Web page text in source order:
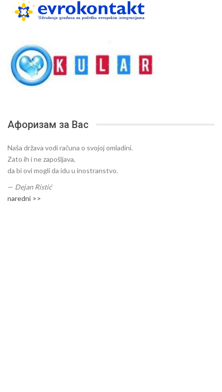
Афоризам за Вас
Naša država vodi računa o svojoj omladini.
Zato ih i ne zapošljava,
da bi ovi mogli da idu u inostranstvo.
— Dejan Ristić
naredni >>